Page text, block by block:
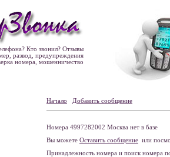
Кто звонил? Отзывы
развод, предупреждения
номера, мошенничество
Начало Добавить сообщение
Номера 4997282002 Москва нет в базе
Вы можете Оставить сообщение или
Принадлежность номера и поиск номера